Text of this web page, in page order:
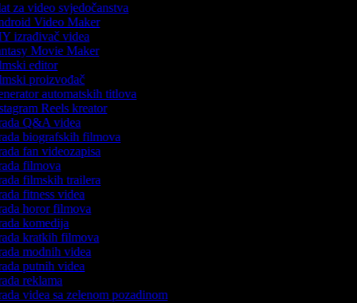
za video svjedočanstva
Video Maker
izrađivač videa
Movie Maker
editor
proizvođač
automatskih titlova
Reels kreator
Q&A videa
biografskih filmova
fan videozapisa
filmova
filmskih trailera
fitness videa
horor filmova
komedija
kratkih filmova
modnih videa
putnih videa
reklama
videa sa zelenom pozadinom